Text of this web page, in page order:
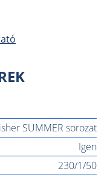
SUMMER sorozat
Igen
230/1/50